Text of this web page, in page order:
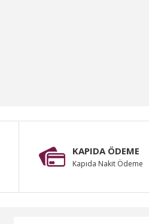
KAPIDA ÖDEME
Kapıda Nakit Ödeme